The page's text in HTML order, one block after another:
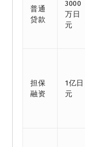
普通
贷款
3000
万日
元
担保
融资
1亿日
元